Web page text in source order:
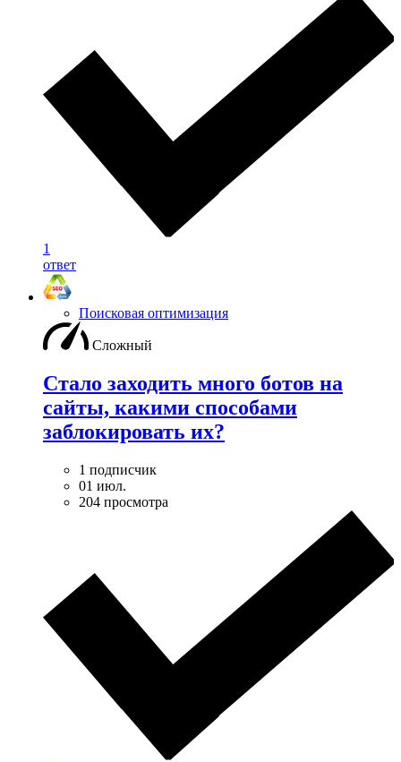
1
ответ
Поисковая оптимизация
Сложный
Стало заходить много ботов на
сайты, какими способами
заблокировать их?
1 подписчик
01 июл.
204 просмотра